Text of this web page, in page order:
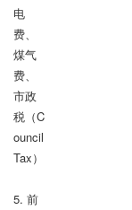
电
费、
煤气
费、
市政
税（C
ouncil
Tax）
5. 前